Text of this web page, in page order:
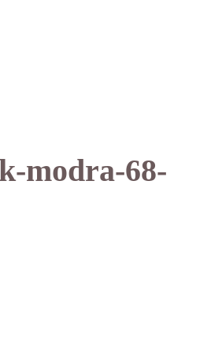
modra-68-